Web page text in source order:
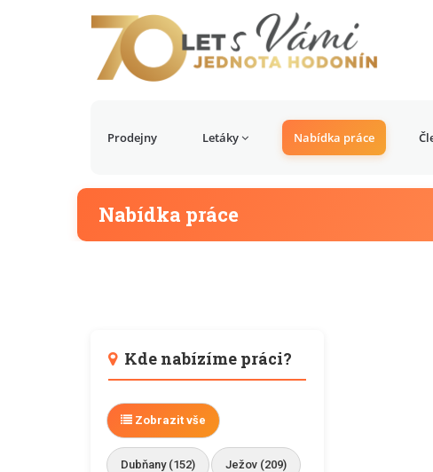
Prodejny Letáky Nabídka práce
Nabídka práce
Kde nabízíme práci?
Zobrazit vše
Dubňany (152) Ježov (209)